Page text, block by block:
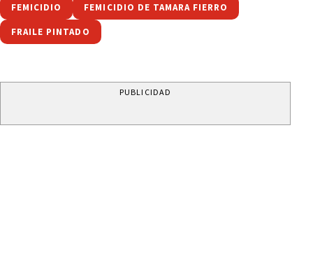
FEMICIDIO FEMICIDIO DE TAMARA FIERRO
FRAILE PINTADO
PUBLICIDAD